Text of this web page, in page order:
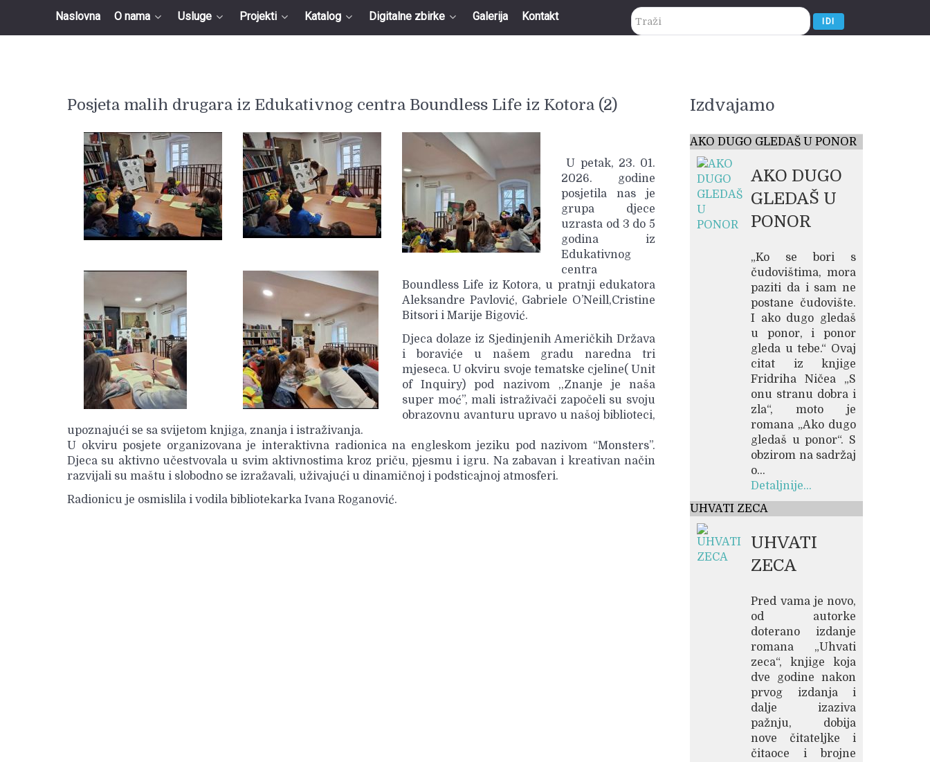
Naslovna O nama Usluge Projekti Katalog Digitalne zbirke Galerija Kontakt traži... IDI
Posjeta malih drugara iz Edukativnog centra Boundless Life iz Kotora (2)
U petak, 23. 01.
2026. godine
posjetila nas je
grupa djece
uzrasta od 3 do 5
godina iz
Edukativnog
centra
Boundless Life iz Kotora, u pratnji edukatora
Aleksandre Pavlović, Gabriele O’Neill,Cristine
Bitsori i Marije Bigović.
Djeca dolaze iz Sjedinjenih Američkih Država
i boraviće u našem gradu naredna tri
mjeseca. U okviru svoje tematske cjeline( Unit
of Inquiry) pod nazivom ,,Znanje je naša
super moć”, mali istraživači započeli su svoju
obrazovnu avanturu upravo u našoj biblioteci,
upoznajući se sa svijetom knjiga, znanja i istraživanja.
U okviru posjete organizovana je interaktivna radionica na engleskom jeziku pod nazivom “Monsters”.
Djeca su aktivno učestvovala u svim aktivnostima kroz priču, pjesmu i igru. Na zabavan i kreativan način
razvijali su maštu i slobodno se izražavali, uživajući u dinamičnoj i podsticajnoj atmosferi.
Radionicu je osmislila i vodila bibliotekarka Ivana Roganović.
Izdvajamo
AKO DUGO GLEDAŠ U PONOR
AKO DUGO
GLEDAŠ U
PONOR
„Ko se bori s
čudovištima, mora
paziti da i sam ne
postane čudovište.
I ako dugo gledaš
u ponor, i ponor
gleda u tebe.“ Ovaj
citat iz knjige
Fridriha Ničea „S
onu stranu dobra i
zla“, moto je
romana „Ako dugo
gledaš u ponor“. S
obzirom na sadržaj
o...
Detaljnije...
UHVATI ZECA
UHVATI
ZECA
Pred vama je novo,
od autorke
doterano izdanje
romana „Uhvati
zeca“, knjige koja
dve godine nakon
prvog izdanja i
dalje izaziva
pažnju, dobija
nove čitateljke i
čitaoce i brojne